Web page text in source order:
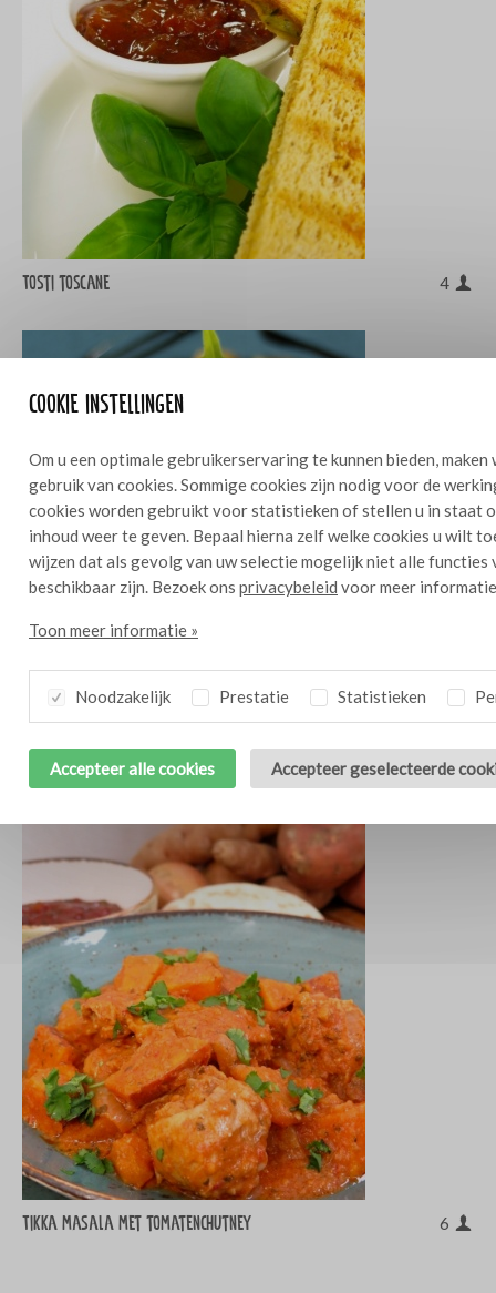
Cookie instellingen
Om u een optimale gebruikerservaring te kunnen bieden,
gebruik van cookies. Sommige cookies zijn nodig voor de
cookies worden gebruikt voor statistieken of stellen u in staat
inhoud weer te geven. Bepaal hierna zelf welke cookies u wilt
wijzen dat als gevolg van uw selectie mogelijk niet alle functies
beschikbaar zijn. Bezoek ons privacybeleid voor meer
Toon meer informatie »
Noodzakelijk Prestatie Statistieken
Accepteer alle cookies Accepteer geselecteerde
Tosti toscane 4
Krokante ricotta met gegrilde courgette 10
Tikka masala met tomatenchutney 6